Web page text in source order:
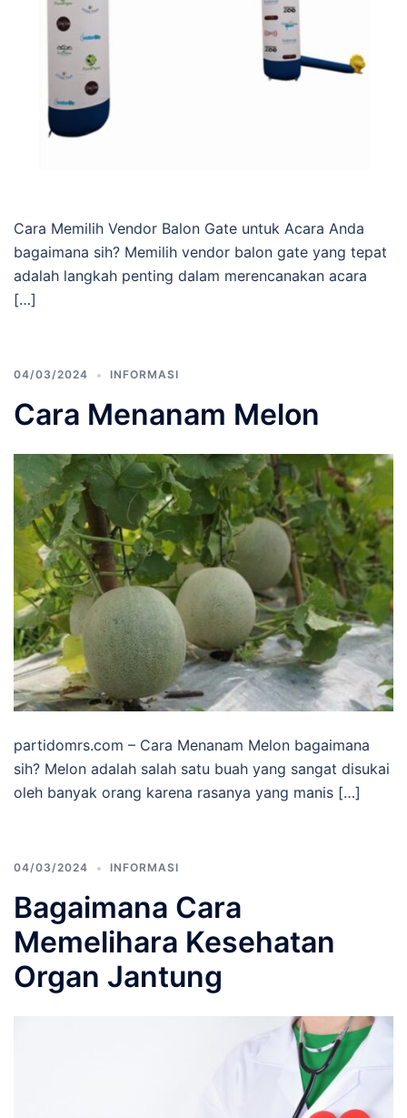
Cara Memilih Vendor Balon Gate untuk Acara Anda
bagaimana sih? Memilih vendor balon gate yang tepat
adalah langkah penting dalam merencanakan acara
[…]
04/03/2024 INFORMASI
Cara Menanam Melon
partidomrs.com – Cara Menanam Melon bagaimana
sih? Melon adalah salah satu buah yang sangat disukai
oleh banyak orang karena rasanya yang manis […]
04/03/2024 INFORMASI
Bagaimana Cara
Memelihara Kesehatan
Organ Jantung